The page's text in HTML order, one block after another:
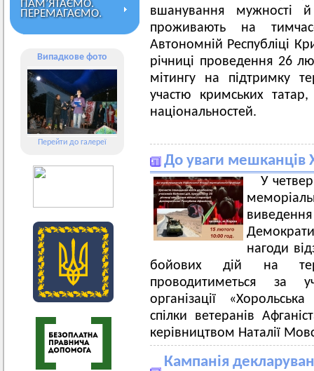
ПАМ’ЯТАЄМО.
ПЕРЕМАГАЄМО.
Випадкове фото
Перейти до галереї
вшанування мужності
проживають на
Автономній Республіці
річниці проведення 26
мітингу на підтримку
участю кримських татар,
національностей.
До уваги мешканців
У
нагоди
бойових дій на
проводитиметься за
організації
спілки ветеранів
керівництвом Наталії
Кампанія